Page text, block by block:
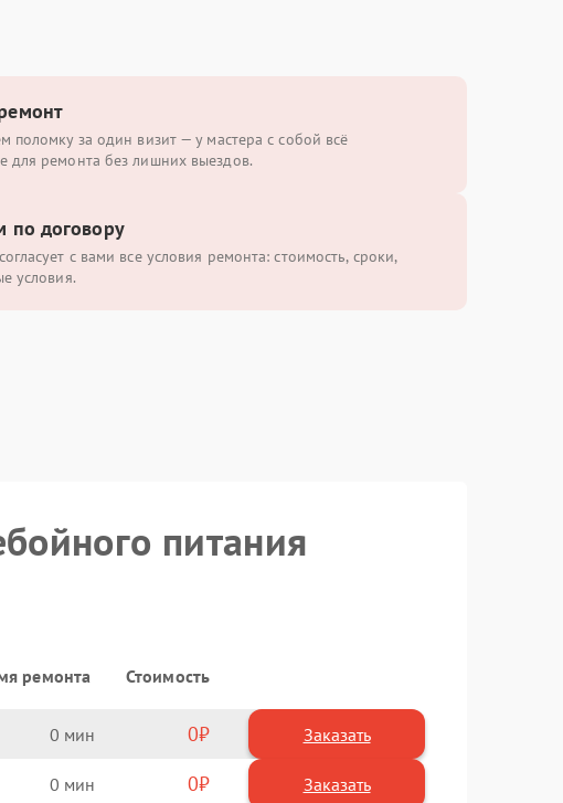
поломку за один визит — у мастера с собой всё
для ремонта без лишних выездов.
по договору
с вами все условия ремонта: стоимость, сроки,
условия.
питания
ремонта Стоимость
0 0 Заказать
0 0 Заказать